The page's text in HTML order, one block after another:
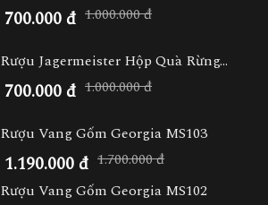
700.000 đ 1.000.000 đ
Rượu Jagermeister Hộp Quà Rừng...
700.000 đ 1.000.000 đ
Rượu Vang Gốm Georgia MS103
1.190.000 đ 1.700.000 đ
Rượu Vang Gốm Georgia MS102